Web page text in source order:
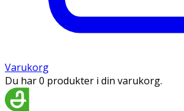
Varukorg
Du har 0 produkter i din varukorg.